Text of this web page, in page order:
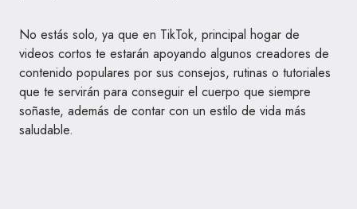
No estás solo, ya que en TikTok, principal hogar de
videos cortos te estarán apoyando algunos creadores de
contenido populares por sus consejos, rutinas o tutoriales
que te servirán para conseguir el cuerpo que siempre
soñaste, además de contar con un estilo de vida más
saludable.